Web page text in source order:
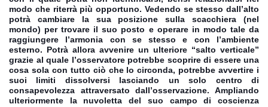
modo che riterrà più opportuno. Vedendo se stesso dall’alto
potrà cambiare la sua posizione sulla scacchiera (nel
mondo) per trovare il suo posto e operare in modo tale da
raggiungere l’armonia con se stesso e con l’ambiente
esterno. Potrà allora avvenire un ulteriore “salto verticale”
grazie al quale l’osservatore potrebbe scoprire di essere una
cosa sola con tutto ciò che lo circonda, potrebbe avvertire i
suoi limiti dissolversi lasciando un solo centro di
consapevolezza attraversato dall’osservazione. Ampliando
ulteriormente la nuvoletta del suo campo di coscienza